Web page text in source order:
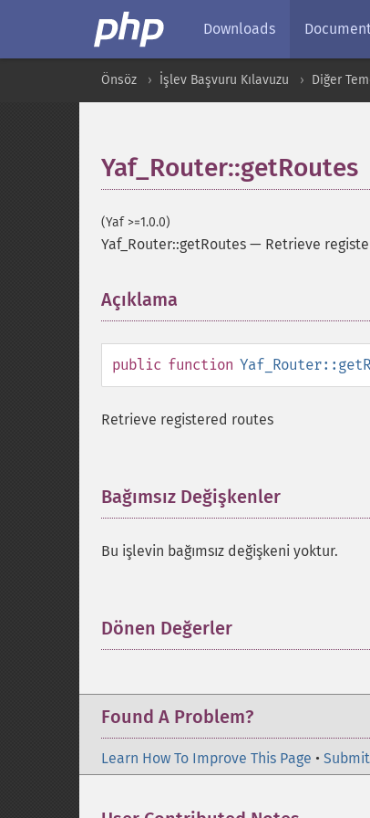
Downloads
Önsöz İşlev Başvuru Kılavuzu Diğer
Yaf_Router::getRoutes
(Yaf >=1.0.0)
Yaf_Router::getRoutes — Retrieve
Açıklama
public function
Retrieve registered routes
Bağımsız Değişkenler
Bu işlevin bağımsız değişkeni yoktur.
Dönen Değerler
Found A Problem?
Learn How To Improve This Page •